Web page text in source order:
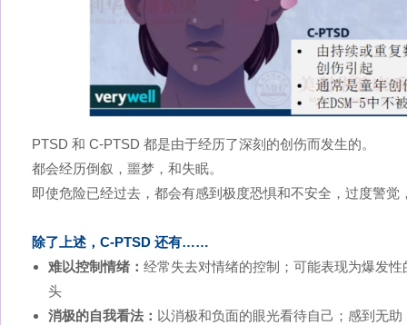
PTSD 和 C-PTSD 都是由于经历了深刻的创伤而发生的。
都会经历倒叙，噩梦，和失眠。
即使危险已经过去，都会有感到极度恐惧和不安全，过度警觉
除了上述，C-PTSD 还有……
难以控制情绪： 经常失去对情绪的控制；可能表现为爆发
头
消极的自我看法： 以消极和负面的眼光看待自己；感到无